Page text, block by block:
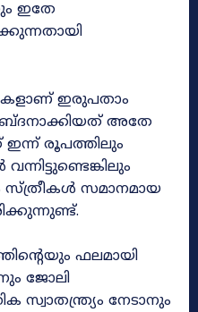
ഇതേ
ഇരുപതാം
അതേ
രൂപത്തിലും
സമാനമായ
ഫലമായി
ജോലി
സ്വാതന്ത്ര്യം നേടാനും